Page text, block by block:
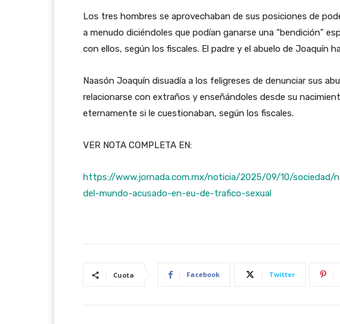
Los tres hombres se aprovechaban de sus posiciones de
a menudo diciéndoles que podían ganarse una “bendición”
con ellos, según los fiscales. El padre y el abuelo de Joaquín
Naasón Joaquín disuadía a los feligreses de denunciar sus
relacionarse con extraños y enseñándoles desde su
eternamente si le cuestionaban, según los fiscales.
VER NOTA COMPLETA EN:
https://www.jornada.com.mx/noticia/2025/09/10/sociedad/
del-mundo-acusado-en-eu-de-trafico-sexual
Cuota Facebook Twitter